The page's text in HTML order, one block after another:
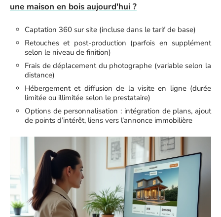
une maison en bois aujourd'hui ?
Captation 360 sur site (incluse dans le tarif de base)
Retouches et post-production (parfois en supplément
selon le niveau de finition)
Frais de déplacement du photographe (variable selon la
distance)
Hébergement et diffusion de la visite en ligne (durée
limitée ou illimitée selon le prestataire)
Options de personnalisation : intégration de plans, ajout
de points d’intérêt, liens vers l’annonce immobilière